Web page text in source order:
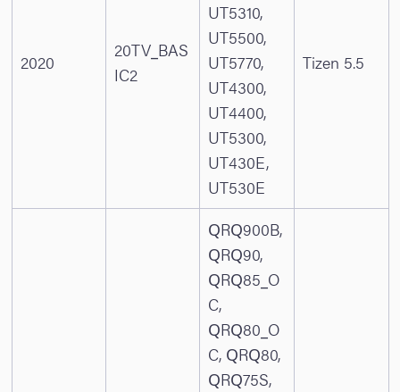
2020
20TV_BAS
IC2
UT5310,
UT5500,
UT5770,
UT4300,
UT4400,
UT5300,
UT430E,
UT530E
Tizen 5.5
QRQ900B,
QRQ90,
QRQ85_O
C,
QRQ80_O
C, QRQ80,
QRQ75S,